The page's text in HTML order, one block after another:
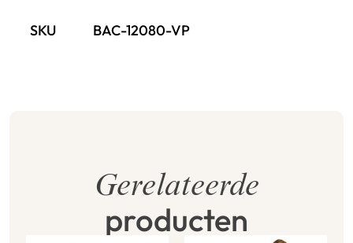
SKU BAC-12080-VP
Gerelateerde
producten